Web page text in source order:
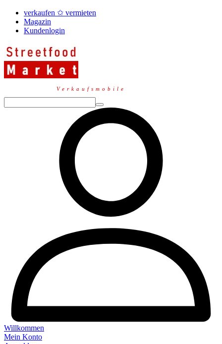
verkaufen ✩ vermieten
Magazin
Kundenlogin
Verkaufsmobile
Willkommen
Mein Konto